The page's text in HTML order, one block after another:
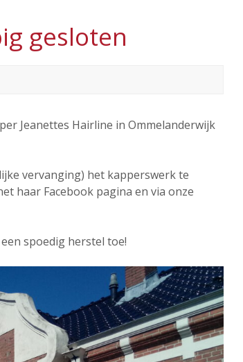
gesloten
Jeanettes Hairline in Ommelanderwijk
vervanging) het kapperswerk te
haar Facebook pagina en via onze
spoedig herstel toe!